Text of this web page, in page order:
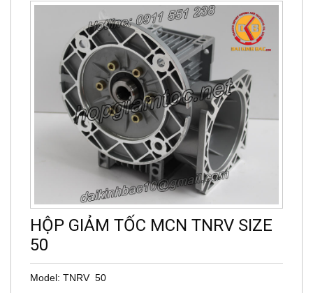
HỘP GIẢM TỐC MCN TNRV SIZE
50
Model: TNRV 50